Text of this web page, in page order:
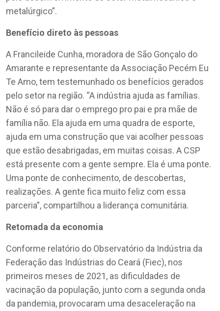
metalúrgico”.
Benefício direto às pessoas
A Francileide Cunha, moradora de São Gonçalo do
Amarante e representante da Associação Pecém Eu
Te Amo, tem testemunhado os benefícios gerados
pelo setor na região. “A indústria ajuda as famílias.
Não é só para dar o emprego pro pai e pra mãe de
família não. Ela ajuda em uma quadra de esporte,
ajuda em uma construção que vai acolher pessoas
que estão desabrigadas, em muitas coisas. A CSP
está presente com a gente sempre. Ela é uma ponte.
Uma ponte de conhecimento, de descobertas,
realizações. A gente fica muito feliz com essa
parceria”, compartilhou a liderança comunitária.
Retomada da economia
Conforme relatório do Observatório da Indústria da
Federação das Indústrias do Ceará (Fiec), nos
primeiros meses de 2021, as dificuldades de
vacinação da população, junto com a segunda onda
da pandemia, provocaram uma desaceleração na